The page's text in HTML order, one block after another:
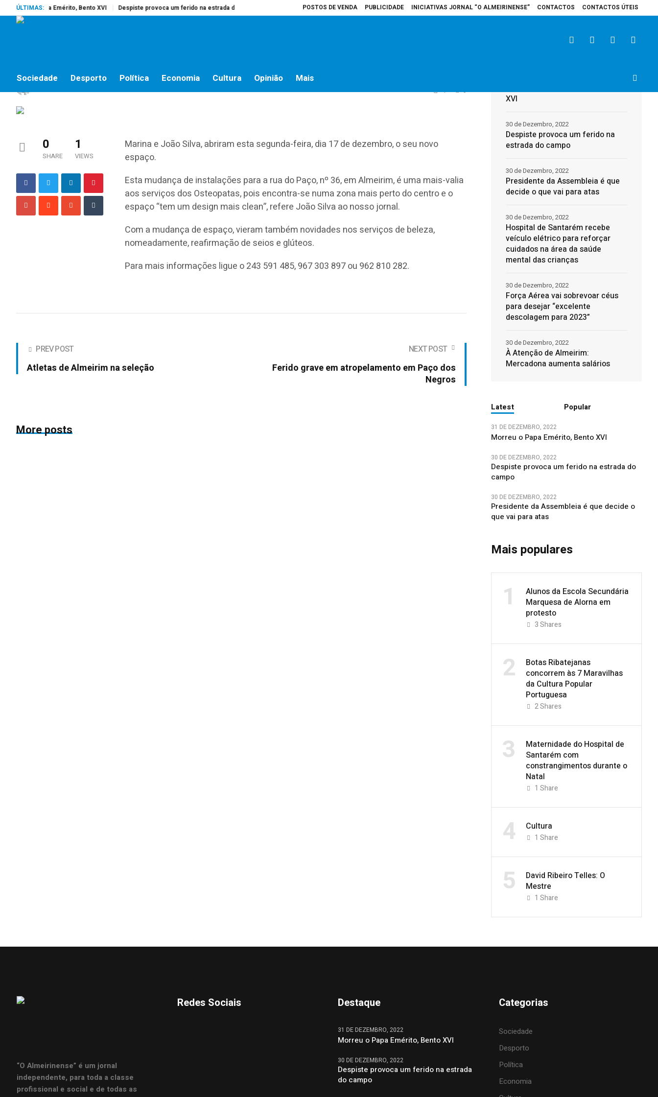
POSTOS DE VENDA PUBLICIDADE INICIATIVAS JORNAL “O ALMEIRINENSE” CONTACTOS CONTACTOS ÚTEIS
ÚLTIMAS:
o Papa Emérito, Bento XVI Despiste provoca um ferido na estrada do campo Presidente da Assembleia é que decide o que vai para atas Hospital de Santarém recebe veículo elétrico para reforçar cuidados na área
Sociedade Desporto Política Economia Cultura Opinião Mais
1 0
0
SHARE
1
VIEWS
Marina e João Silva, abriram esta segunda-feira, dia 17 de dezembro, o seu novo
espaço.
Esta mudança de instalações para a rua do Paço, nº 36, em Almeirim, é uma mais-valia
aos serviços dos Osteopatas, pois encontra-se numa zona mais perto do centro e o
espaço “tem um design mais clean”, refere João Silva ao nosso jornal.
Com a mudança de espaço, vieram também novidades nos serviços de beleza,
nomeadamente, reafirmação de seios e glúteos.
Para mais informações ligue o 243 591 485, 967 303 897 ou 962 810 282.
PREV POST
Atletas de Almeirim na seleção
NEXT POST
Ferido grave em atropelamento em Paço dos
Negros
More posts
XVI
Despiste provoca um ferido na
estrada do campo
30 de Dezembro, 2022
Presidente da Assembleia é que
decide o que vai para atas
30 de Dezembro, 2022
Hospital de Santarém recebe
veículo elétrico para reforçar
cuidados na área da saúde
mental das crianças
30 de Dezembro, 2022
Força Aérea vai sobrevoar céus
para desejar “excelente
descolagem para 2023”
30 de Dezembro, 2022
À Atenção de Almeirim:
Mercadona aumenta salários
30 de Dezembro, 2022
Latest Popular
31 DE DEZEMBRO, 2022
Morreu o Papa Emérito, Bento XVI
30 DE DEZEMBRO, 2022
Despiste provoca um ferido na estrada do
campo
30 DE DEZEMBRO, 2022
Presidente da Assembleia é que decide o
que vai para atas
Mais populares
1
Alunos da Escola Secundária
Marquesa de Alorna em
protesto
3Shares
2
Botas Ribatejanas
concorrem às 7 Maravilhas
da Cultura Popular
Portuguesa
2Shares
3
Maternidade do Hospital de
Santarém com
constrangimentos durante o
Natal
1 Share
4 Cultura
1 Share
5
David Ribeiro Telles: O
Mestre
1 Share
“O Almeirinense” é um jornal
independente, para toda a classe
profissional e social e de todas as
Redes Sociais Destaque
31 DE DEZEMBRO, 2022
Morreu o Papa Emérito, Bento XVI
30 DE DEZEMBRO, 2022
Despiste provoca um ferido na estrada
do campo
Categorias
Sociedade
Desporto
Política
Economia